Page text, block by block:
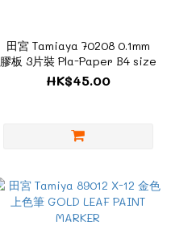
田宮 Tamiaya 70208 0.1mm
膠板 3片裝 Pla-Paper B4 size
HK$45.00